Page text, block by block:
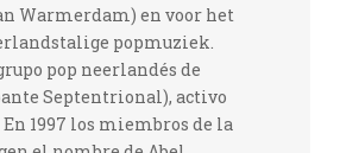
Warmerdam) en voor het
popmuziek.
pop neerlandés de
Septentrional), activo
En 1997 los miembros de la